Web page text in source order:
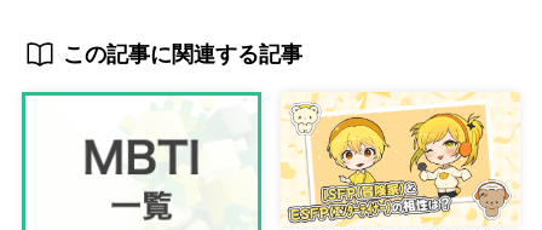
この記事に関連する記事